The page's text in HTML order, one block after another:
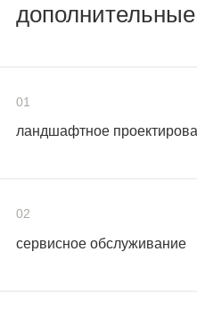
дополнительные
01
ландшафтное
02
сервисное обслуживание